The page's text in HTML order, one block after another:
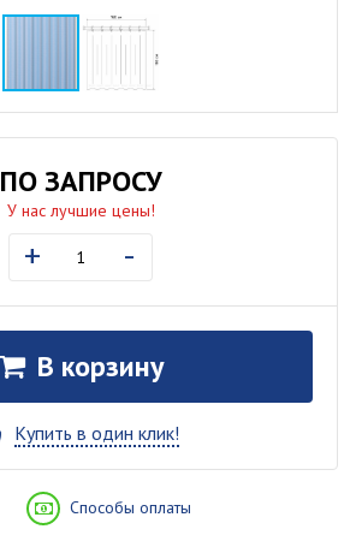
ПО ЗАПРОСУ
У нас лучшие цены!
+ -
В корзину
Купить в один клик!
Способы оплаты